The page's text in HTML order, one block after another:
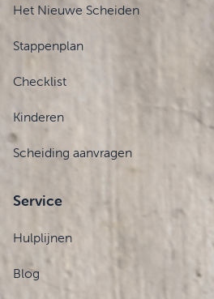
Het Nieuwe Scheiden
Stappenplan
Checklist
Kinderen
Scheiding aanvragen
Service
Hulplijnen
Blog